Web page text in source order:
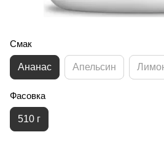
Смак
Ананас Апельсин
Фасовка
510 г